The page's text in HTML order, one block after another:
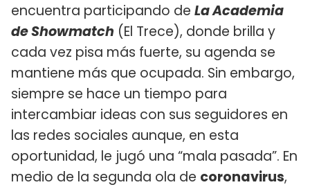
encuentra participando de La Academia
de Showmatch (El Trece), donde brilla y
cada vez pisa más fuerte, su agenda se
mantiene más que ocupada. Sin embargo,
siempre se hace un tiempo para
intercambiar ideas con sus seguidores en
las redes sociales aunque, en esta
oportunidad, le jugó una “mala pasada”. En
medio de la segunda ola de coronavirus,